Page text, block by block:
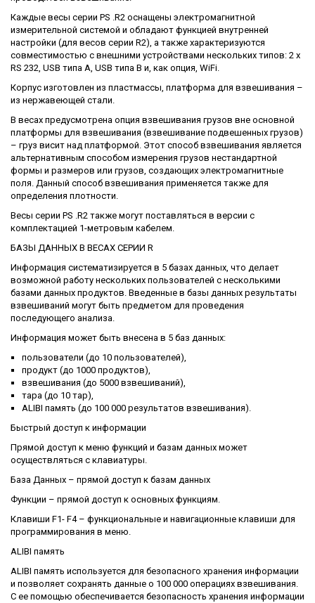
Каждые весы серии PS .R2 оснащены электромагнитной
измерительной системой и обладают функцией внутренней
настройки (для весов серии R2), а также характеризуются
совместимостью с внешними устройствами нескольких типов: 2 x
RS 232, USB типа A, USB типа B и, как опция, WiFi.
Корпус изготовлен из пластмассы, платформа для взвешивания –
из нержавеющей стали.
В весах предусмотрена опция взвешивания грузов вне основной
платформы для взвешивания (взвешивание подвешенных грузов)
– груз висит над платформой. Этот способ взвешивания является
альтернативным способом измерения грузов нестандартной
формы и размеров или грузов, создающих электромагнитные
поля. Данный способ взвешивания применяется также для
определения плотности.
Весы серии PS .R2 также могут поставляться в версии с
комплектацией 1-метровым кабелем.
БАЗЫ ДАННЫХ В ВЕСАХ СЕРИИ R
Информация систематизируется в 5 базах данных, что делает
возможной работу нескольких пользователей с несколькими
базами данных продуктов. Введенные в базы данных результаты
взвешиваний могут быть предметом для проведения
последующего анализа.
Информация может быть внесена в 5 баз данных:
пользователи (до 10 пользователей),
продукт (до 1000 продуктов),
взвешивания (до 5000 взвешиваний),
тара (до 10 тар),
ALIBI память (до 100 000 результатов взвешивания).
Быстрый доступ к информации
Прямой доступ к меню функций и базам данных может
осуществляться с клавиатуры.
База Данных – прямой доступ к базам данных
Функции – прямой доступ к основных функциям.
Клавиши F1- F4 – функциональные и навигационные клавиши для
программирования в меню.
ALIBI память
ALIBI память используется для безопасного хранения информации
и позволяет сохранять данные о 100 000 операциях взвешивания.
С ее помощью обеспечивается безопасность хранения информации